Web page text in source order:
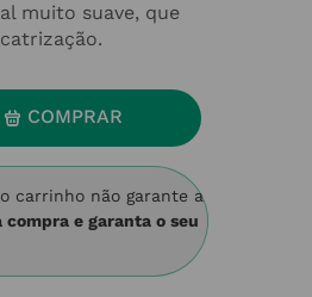
muito suave, que
COMPRAR
carrinho não garante a
compra e garanta o seu